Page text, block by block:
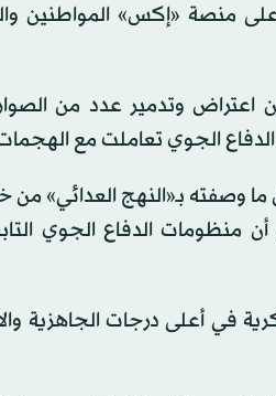
منصة «إكس» المواطنين
اعتراض وتدمير عدد من
الجوي تعاملت مع
ما وصفته بـ«النهج العدائي»
منظومات الدفاع الجوي
في أعلى درجات الجاهزية